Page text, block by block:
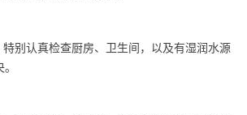
别认真检查厨房、卫生间，以及有湿润水源